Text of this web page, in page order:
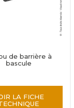
de barrière à
bascule
LA FICHE